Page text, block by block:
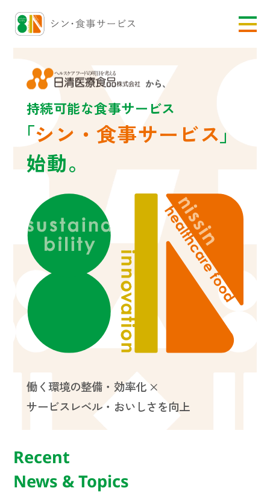
トップ
コンセプト
導入実績
サービス
ニュース＆トピックス一覧
よくあるご質問
お問い合わせ / 資料請求
持続可能な食事サービス
「シン・食事サービス」
始動。
働く環境の整備・効率化 ×
サービスレベル・おいしさを向上
Recent
News & Topics